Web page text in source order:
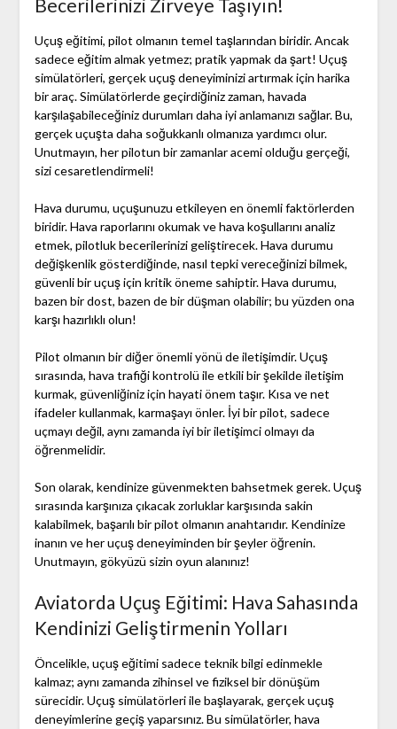
Becerilerinizi Zirveye Taşıyın!
Uçuş eğitimi, pilot olmanın temel taşlarından biridir. Ancak
sadece eğitim almak yetmez; pratik yapmak da şart! Uçuş
simülatörleri, gerçek uçuş deneyiminizi artırmak için harika
bir araç. Simülatörlerde geçirdiğiniz zaman, havada
karşılaşabileceğiniz durumları daha iyi anlamanızı sağlar. Bu,
gerçek uçuşta daha soğukkanlı olmanıza yardımcı olur.
Unutmayın, her pilotun bir zamanlar acemi olduğu gerçeği,
sizi cesaretlendirmeli!
Hava durumu, uçuşunuzu etkileyen en önemli faktörlerden
biridir. Hava raporlarını okumak ve hava koşullarını analiz
etmek, pilotluk becerilerinizi geliştirecek. Hava durumu
değişkenlik gösterdiğinde, nasıl tepki vereceğinizi bilmek,
güvenli bir uçuş için kritik öneme sahiptir. Hava durumu,
bazen bir dost, bazen de bir düşman olabilir; bu yüzden ona
karşı hazırlıklı olun!
Pilot olmanın bir diğer önemli yönü de iletişimdir. Uçuş
sırasında, hava trafiği kontrolü ile etkili bir şekilde iletişim
kurmak, güvenliğiniz için hayati önem taşır. Kısa ve net
ifadeler kullanmak, karmaşayı önler. İyi bir pilot, sadece
uçmayı değil, aynı zamanda iyi bir iletişimci olmayı da
öğrenmelidir.
Son olarak, kendinize güvenmekten bahsetmek gerek. Uçuş
sırasında karşınıza çıkacak zorluklar karşısında sakin
kalabilmek, başarılı bir pilot olmanın anahtarıdır. Kendinize
inanın ve her uçuş deneyiminden bir şeyler öğrenin.
Unutmayın, gökyüzü sizin oyun alanınız!
Aviatorda Uçuş Eğitimi: Hava Sahasında
Kendinizi Geliştirmenin Yolları
Öncelikle, uçuş eğitimi sadece teknik bilgi edinmekle
kalmaz; aynı zamanda zihinsel ve fiziksel bir dönüşüm
sürecidir. Uçuş simülatörleri ile başlayarak, gerçek uçuş
deneyimlerine geçiş yaparsınız. Bu simülatörler, hava